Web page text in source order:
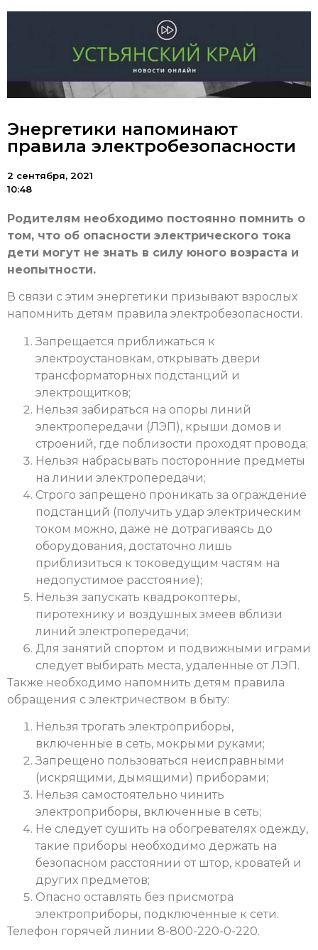
Энергетики напоминают
правила электробезопасности
2 сентября, 2021
10:48
Родителям необходимо постоянно помнить о
том, что об опасности электрического тока
дети могут не знать в силу юного возраста и
неопытности.
В связи с этим энергетики призывают взрослых
напомнить детям правила электробезопасности.
Запрещается приближаться к
электроустановкам, открывать двери
трансформаторных подстанций и
электрощитков;
Нельзя забираться на опоры линий
электропередачи (ЛЭП), крыши домов и
строений, где поблизости проходят провода;
Нельзя набрасывать посторонние предметы
на линии электропередачи;
Строго запрещено проникать за ограждение
подстанций (получить удар электрическим
током можно, даже не дотрагиваясь до
оборудования, достаточно лишь
приблизиться к токоведущим частям на
недопустимое расстояние);
Нельзя запускать квадрокоптеры,
пиротехнику и воздушных змеев вблизи
линий электропередачи;
Для занятий спортом и подвижными играми
следует выбирать места, удаленные от ЛЭП.
Также необходимо напомнить детям правила
обращения с электричеством в быту:
Нельзя трогать электроприборы,
включенные в сеть, мокрыми руками;
Запрещено пользоваться неисправными
(искрящими, дымящими) приборами;
Нельзя самостоятельно чинить
электроприборы, включенные в сеть;
Не следует сушить на обогревателях одежду,
такие приборы необходимо держать на
безопасном расстоянии от штор, кроватей и
других предметов;
Опасно оставлять без присмотра
электроприборы, подключенные к сети.
Телефон горячей линии 8-800-220-0-220.